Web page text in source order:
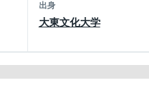
出身
大東文化大学